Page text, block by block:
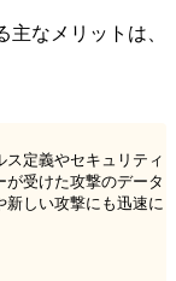
なメリットは、
定義やセキュリティ
受けた攻撃のデータ
新しい攻撃にも迅速に